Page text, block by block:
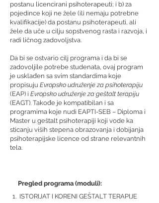
postanu licencirani psihoterapeuti; i b) za
pojedince koji ne žele (ili nemaju potrebne
kvalifikacije) da postanu psihoterapeuti, ali
žele da uče u cilju sopstvenog rasta i razvoja, i
radi ličnog zadovoljstva.
Da bi se ostvario cilj programa i da bi se
zadovoljile potrebe studenata, ovaj program
je usklađen sa svim standardima koje
propisuju Evropsko udruženje za psihoterapiju
(EAP) i Evropsko udruženje za geštalt terapiju
(EAGT). Takođe je kompatibilan i sa
programima koje nudi EAPTI-SEB – Diploma i
Master u geštalt psihoterapiji koji vode ka
sticanju viših stepena obrazovanja i dobijanja
psihoterapijske licence od strane relevantnih
tela.
Pregled programa (moduli):
ISTORIJAT I KORENI GEŠTALT TERAPIJE